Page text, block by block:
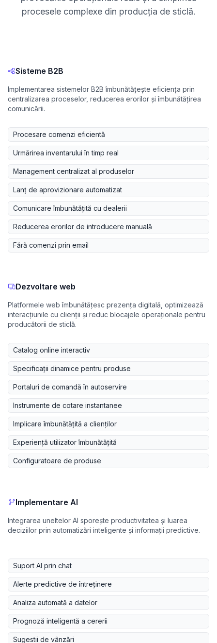
procesele complexe din producția de sticlă.
Sisteme B2B
Implementarea sistemelor B2B îmbunătățește eficiența prin
centralizarea proceselor, reducerea erorilor și îmbunătățirea
comunicării.
Procesare comenzi eficientă
Urmărirea inventarului în timp real
Management centralizat al produselor
Lanț de aprovizionare automatizat
Comunicare îmbunătățită cu dealerii
Reducerea erorilor de introducere manuală
Fără comenzi prin email
Dezvoltare web
Platformele web îmbunătățesc prezența digitală, optimizează
interacțiunile cu clienții și reduc blocajele operaționale pentru
producătorii de sticlă.
Catalog online interactiv
Specificații dinamice pentru produse
Portaluri de comandă în autoservire
Instrumente de cotare instantanee
Implicare îmbunătățită a clienților
Experiență utilizator îmbunătățită
Configuratoare de produse
Implementare AI
Integrarea uneltelor AI sporește productivitatea și luarea
deciziilor prin automatizări inteligente și informații predictive.
Suport AI prin chat
Alerte predictive de întreținere
Analiza automată a datelor
Prognoză inteligentă a cererii
Sugestii de vânzări